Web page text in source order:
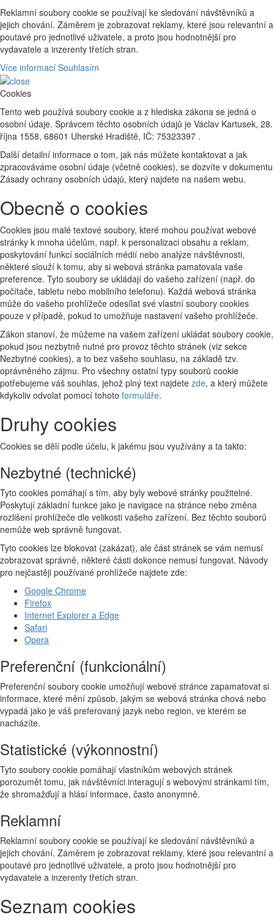
Reklamní soubory cookie se používají ke sledování návštěvníků a
jejich chování. Záměrem je zobrazovat reklamy, které jsou relevantní a
poutavé pro jednotlivé uživatele, a proto jsou hodnotnější pro
vydavatele a inzerenty třetích stran.
Více informací Souhlasím
Cookies
Tento web používá soubory cookie a z hlediska zákona se jedná o
osobní údaje. Správcem těchto osobních údajů je Václav Kartusek, 28.
října 1558, 68601 Uherské Hradiště, IČ: 75323397 .
Další detailní informace o tom, jak nás můžete kontaktovat a jak
zpracováváme osobní údaje (včetně cookies), se dozvíte v dokumentu
Zásady ochrany osobních údajů, který najdete na našem webu.
Obecně o cookies
Cookies jsou malé textové soubory, které mohou používat webové
stránky k mnoha účelům, např. k personalizaci obsahu a reklam,
poskytování funkcí sociálních médií nebo analýze návštěvnosti,
některé slouží k tomu, aby si webová stránka pamatovala vaše
preference. Tyto soubory se ukládají do vašeho zařízení (např. do
počítače, tabletu nebo mobilního telefonu). Každá webová stránka
může do vašeho prohlížeče odesílat své vlastní soubory cookies
pouze v případě, pokud to umožňuje nastavení vašeho prohlížeče.
Zákon stanoví, že můžeme na vašem zařízení ukládat soubory cookie,
pokud jsou nezbytně nutné pro provoz těchto stránek (viz sekce
Nezbytné cookies), a to bez vašeho souhlasu, na základě tzv.
oprávněného zájmu. Pro všechny ostatní typy souborů cookie
potřebujeme váš souhlas, jehož plný text najdete zde, a který můžete
kdykoliv odvolat pomocí tohoto formuláře.
Druhy cookies
Cookies se dělí podle účelu, k jakému jsou využívány a ta takto:
Nezbytné (technické)
Tyto cookies pomáhají s tím, aby byly webové stránky použitelné.
Poskytují základní funkce jako je navigace na stránce nebo změna
rozlišení prohlížeče dle velikosti vašeho zařízení. Bez těchto souborů
nemůže web správně fungovat.
Tyto cookies lze blokovat (zakázat), ale část stránek se vám nemusí
zobrazovat správně, některé části dokonce nemusí fungovat. Návody
pro nejčastěji používané prohlížeče najdete zde:
Google Chrome
Firefox
Internet Explorer a Edge
Safari
Opera
Preferenční (funkcionální)
Preferenční soubory cookie umožňují webové stránce zapamatovat si
informace, které mění způsob, jakým se webová stránka chová nebo
vypadá jako je váš preferovaný jazyk nebo region, ve kterém se
nacházíte.
Statistické (výkonnostní)
Tyto soubory cookie pomáhají vlastníkům webových stránek
porozumět tomu, jak návštěvníci interagují s webovými stránkami tím,
že shromažďují a hlásí informace, často anonymně.
Reklamní
Reklamní soubory cookie se používají ke sledování návštěvníků a
jejich chování. Záměrem je zobrazovat reklamy, které jsou relevantní a
poutavé pro jednotlivé uživatele, a proto jsou hodnotnější pro
vydavatele a inzerenty třetích stran.
Seznam cookies